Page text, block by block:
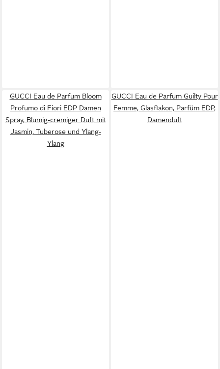
GUCCI Eau de Parfum Bloom
Profumo di Fiori EDP Damen
Spray, Blumig-cremiger Duft mit
Jasmin, Tuberose und Ylang-
Ylang
GUCCI Eau de Parfum Guilty Pour
Femme, Glasflakon, Parfüm EDP,
Damenduft